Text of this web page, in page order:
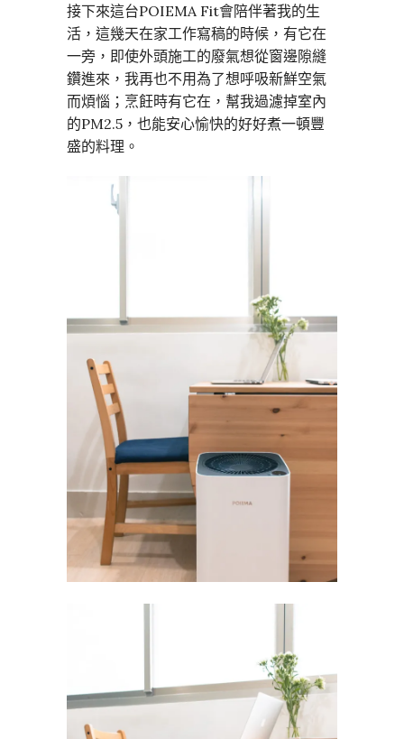
接下來這台POIEMA Fit會陪伴著我的生
活，這幾天在家工作寫稿的時候，有它在
一旁，即使外頭施工的廢氣想從窗邊隙縫
鑽進來，我再也不用為了想呼吸新鮮空氣
而煩惱；烹飪時有它在，幫我過濾掉室內
的PM2.5，也能安心愉快的好好煮一頓豐
盛的料理。